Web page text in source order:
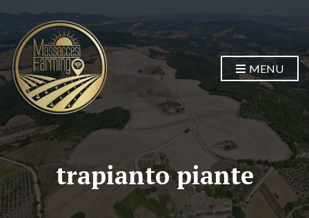
MENU
trapianto piante